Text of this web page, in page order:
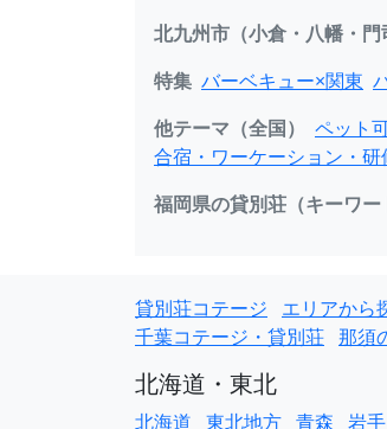
北九州市（小倉・八幡・
特集 バーベキュー×関東
他テーマ（全国）
ペット
合宿・ワーケーション・研
福岡県の貸別荘（キーワー
貸別荘コテージ エリアから
千葉コテージ・貸別荘 那須
北海道・東北
北海道 東北地方 青森 岩手